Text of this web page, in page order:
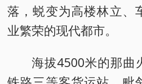
落，蜕变为高楼林立、
业繁荣的现代都市。
海拔4500米的那曲